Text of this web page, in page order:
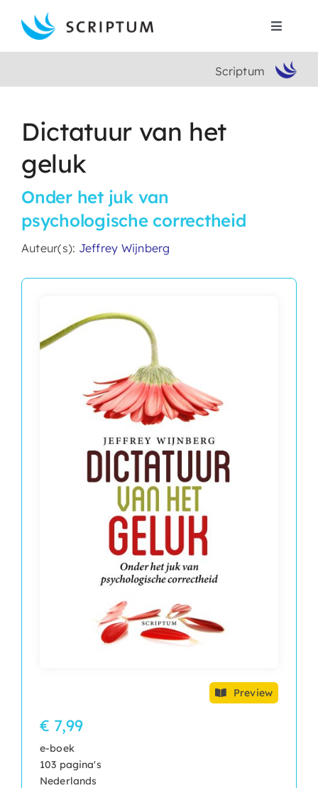
content
Toggle
Boeken
Auteurs
Contact
Search
Scriptum
Dictatuur van het
geluk
Onder het juk van
psychologische correctheid
Auteur(s): Jeffrey Wijnberg
Preview
€ 7,99
e-boek
103 pagina's
Nederlands